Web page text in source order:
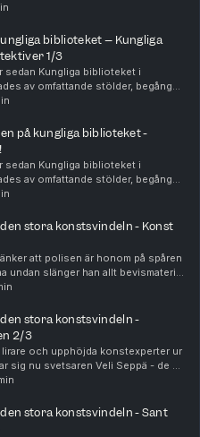
är kurir. Tjuven är en vän, en
biblioteket – Kungliga
1/3
sedan Kungliga biblioteket i
av omfattande stölder, begångna
KB-mannen stal under flera år
på kungliga biblioteket -
sedan Kungliga biblioteket i
av omfattande stölder, begångna
KB-mannen stal under flera år
stora konstsvindeln - Konst
att polisen är honom på spåren
undan slänger han allt bevismaterial
envisa poliskonstapeln Kimmo
stora konstsvindeln -
2/3
lirare och upphöjda konstexperter ur
sig nu svetsaren Veli Seppä - de är
att göra stora pengar på hans
stora konstsvindeln - Sant